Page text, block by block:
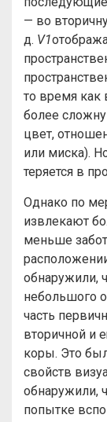
— во
д. V1
то время как
более
цвет,
или миска).
теряется в
Однако по
извлекают
меньше
обнаружили,
небольшого
часть
вторичной и
коры. Это
свойств
обнаружили,
попытке